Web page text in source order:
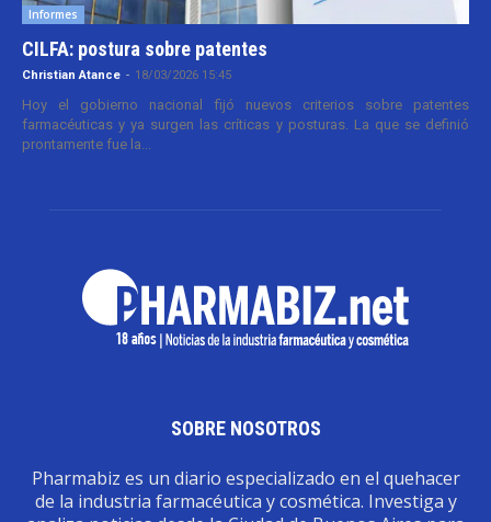
Informes
CILFA: postura sobre patentes
Christian Atance - 18/03/2026 15:45
Hoy el gobierno nacional fijó nuevos criterios sobre patentes
farmacéuticas y ya surgen las críticas y posturas. La que se definió
prontamente fue la...
SOBRE NOSOTROS
Pharmabiz es un diario especializado en el quehacer
de la industria farmacéutica y cosmética. Investiga y